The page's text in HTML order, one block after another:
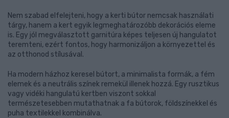
Nem szabad elfelejteni, hogy a kerti bútor nemcsak használati
tárgy, hanem a kert egyik legmeghatározóbb dekorációs eleme
is. Egy jól megválasztott garnitúra képes teljesen új hangulatot
teremteni, ezért fontos, hogy harmonizáljon a környezettel és
az otthonod stílusával.
Ha modern házhoz keresel bútort, a minimalista formák, a fém
elemek és a neutrális színek remekül illenek hozzá. Egy rusztikus
vagy vidéki hangulatú kertben viszont sokkal
természetesebben mutathatnak a fa bútorok, földszínekkel és
puha textilekkel kombinálva.